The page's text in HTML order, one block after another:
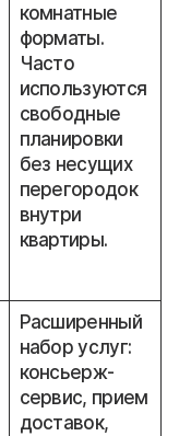
комнатные
форматы.
Часто
используются
свободные
планировки
без несущих
перегородок
внутри
квартиры.
Расширенный
набор услуг:
консьерж-
сервис, прием
доставок,